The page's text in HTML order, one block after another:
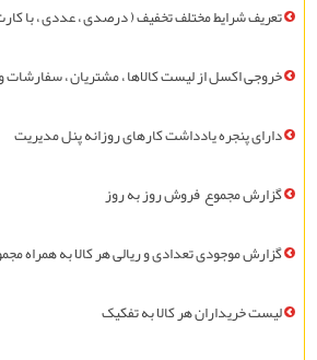
تعريف شرايط مختلف تخفيف ( درصدی ، عددی ، با
خروجی اکسل از لیست کالاها ، مشتريان ،
دارای پنجره یادداشت کارهای روزانه پنل مدیریت
گزارش مجموع فروش روز به روز
گزارش موجودی تعدادی و ریالی هر کالا به همراه
ليست خريداران هر کالا به تفکيک